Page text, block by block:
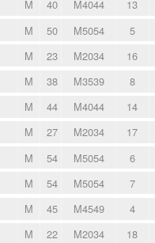
M 40 M4044 13
M 50 M5054 5
M 23 M2034 16
M 38 M3539 8
M 44 M4044 14
M 27 M2034 17
M 54 M5054 6
M 54 M5054 7
M 45 M4549 4
M 22 M2034 18